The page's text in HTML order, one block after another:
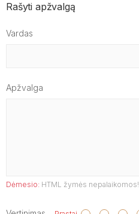
Rašyti apžvalgą
Vardas
Apžvalga
Dėmesio: HTML žymės nepalaikomos!